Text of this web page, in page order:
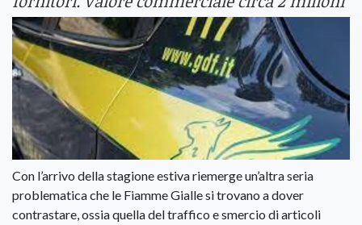
Con l’arrivo della stagione estiva riemerge un’altra seria
problematica che le Fiamme Gialle si trovano a dover
contrastare, ossia quella del traffico e smercio di articoli